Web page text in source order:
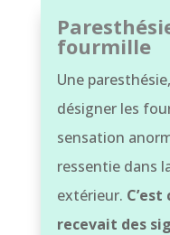
fourmille
Une
désigner les
sensation
ressentie dans
extérieur.
recevait des